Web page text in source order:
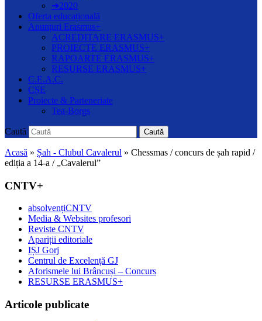
➔2020
Oferta educațională
Anunțuri Erasmus+
ACREDITARE ERASMUS+
PROIECTE ERASMUS+
RAPOARTE ERASMUS+
RESURSE ERASMUS+
C.E.A.C.
CȘE
Proiecte & Parteneriate
Tea-Borgs
Caută Caută
Acasă » Șah - Clubul Cavalerul » Chessmas / concurs de șah rapid /
ediția a 14-a / „Cavalerul”
CNTV+
absolvențiCNTV
Media & Websites profesori
Reviste CNTV
Apariții editoriale
IȘJ Gorj
Centrul de Excelență GJ
Aforismele lui Brâncuși – Concurs
RESURSE ERASMUS+
Articole publicate